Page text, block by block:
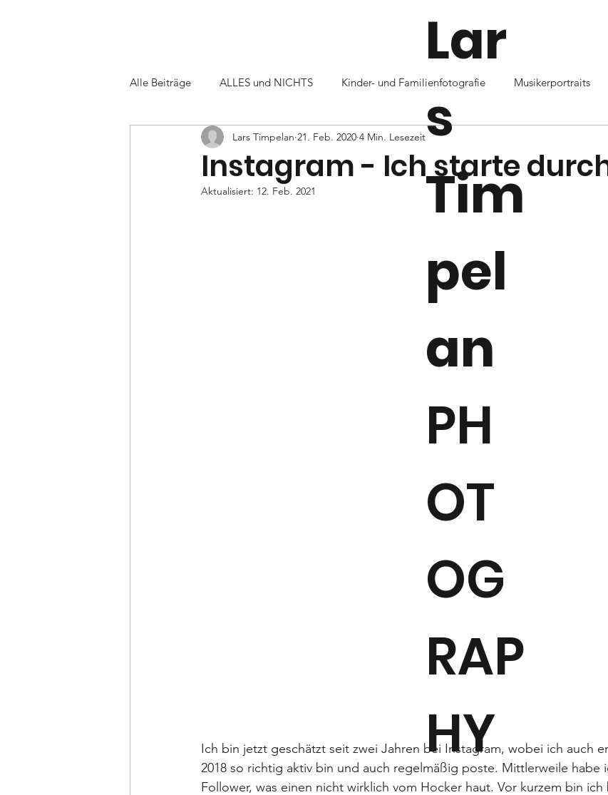
Lar
s
Tim
pel
an
PH
OT
OG
RAP
HY
Alle Beiträge ALLES und NICHTS Kinder- und Familienfotografie Musikerportraits
Instagram - Ich starte
Lars Timpelan 21. Feb. 2020 4 Min. Lesezeit
Aktualisiert: 12. Feb. 2021
Ich bin jetzt geschätzt seit zwei Jahren bei Instagram, wobei ich auch
2018 so richtig aktiv bin und auch regelmäßig poste. Mittlerweile habe
Follower, was einen nicht wirklich vom Hocker haut. Vor kurzem bin